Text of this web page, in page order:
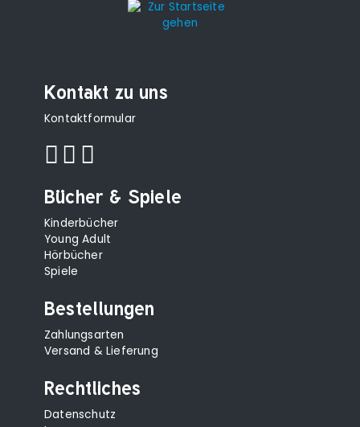
Kontakt zu uns
Kontaktformular
Bücher & Spiele
Kinderbücher
Young Adult
Hörbücher
Spiele
Bestellungen
Zahlungsarten
Versand & Lieferung
Rechtliches
Datenschutz